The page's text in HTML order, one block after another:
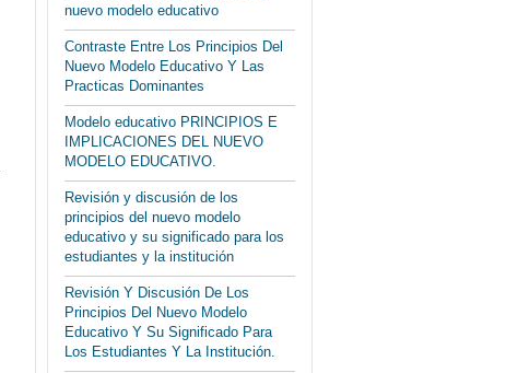
nuevo modelo educativo
Contraste Entre Los Principios Del
Nuevo Modelo Educativo Y Las
Practicas Dominantes
Modelo educativo PRINCIPIOS E
IMPLICACIONES DEL NUEVO
MODELO EDUCATIVO.
Revisión y discusión de los
principios del nuevo modelo
educativo y su significado para los
estudiantes y la institución
Revisión Y Discusión De Los
Principios Del Nuevo Modelo
Educativo Y Su Significado Para
Los Estudiantes Y La Institución.